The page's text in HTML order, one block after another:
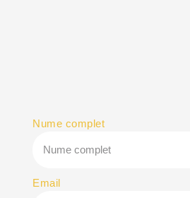
Nume complet
Email